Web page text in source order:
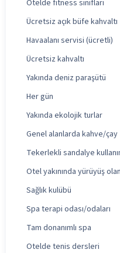
Otelde fitness sınıfları
Ücretsiz açık büfe kahvaltı
Havaalanı servisi (ücretli)
Ücretsiz kahvaltı
Yakında deniz paraşütü
Her gün
Yakında ekolojik turlar
Genel alanlarda kahve/çay
Tekerlekli sandalye
Otel yakınında yürüyüş
Sağlık kulübü
Spa terapi odası/odaları
Tam donanımlı spa
Otelde tenis dersleri